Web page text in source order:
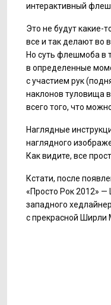
интерактивный
Это не будут какие-
все и так делают во
Но суть флешмоба в
в определенные
с участием рук
наклонов туловища
всего того, что
Наглядные
наглядного
Как видите, все
Кстати, после
«Просто Рок 2012» —
западного
с прекрасной Ширли